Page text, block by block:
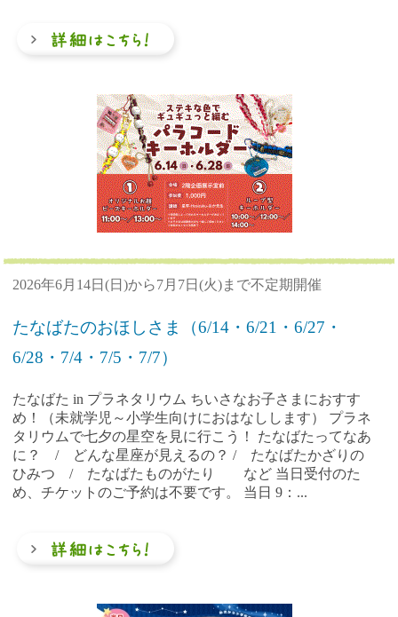
2026年6月14日(日)から7月7日(火)まで不定期開催
たなばたのおほしさま（6/14・6/21・6/27・
6/28・7/4・7/5・7/7）
たなばた in プラネタリウム ちいさなお子さまにおすす
め！（未就学児～小学生向けにおはなしします） プラネ
タリウムで七夕の星空を見に行こう！ たなばたってなあ
に？ / どんな星座が見えるの？ / たなばたかざりの
ひみつ / たなばたものがたり など 当日受付のた
め、チケットのご予約は不要です。 当日 9：...